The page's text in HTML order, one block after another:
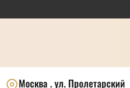
Москва . ул. Пролетарский